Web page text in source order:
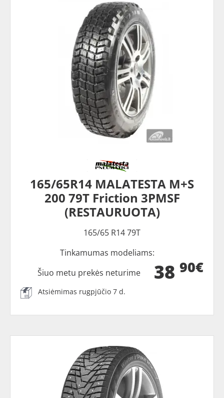
165/65R14 MALATESTA M+S
200 79T Friction 3PMSF
(RESTAURUOTA)
165/65 R14 79T
Tinkamumas modeliams:
38 90€
Šiuo metu prekės neturime
Atsiėmimas rugpjūčio 7 d.